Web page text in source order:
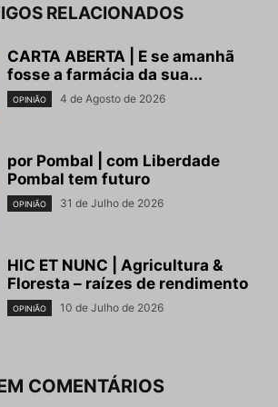
RELACIONADOS
CARTA ABERTA | E se amanhã
fosse a farmácia da sua...
OPINIÃO 4 de Agosto de 2026
por Pombal | com Liberdade
Pombal tem futuro
OPINIÃO 31 de Julho de 2026
HIC ET NUNC | Agricultura &
Floresta – raízes de rendimento
OPINIÃO 10 de Julho de 2026
COMENTÁRIOS